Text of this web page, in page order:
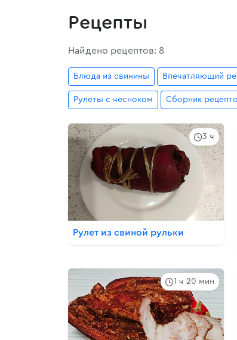
Рецепты
Найдено рецептов: 8
Блюда из свинины Впечатляющий
Рулеты с чесноком Сборник
3 ч
Рулет из свиной рульки
1 ч 20 мин